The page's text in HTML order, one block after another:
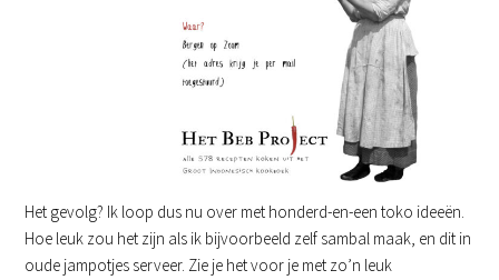
Het gevolg? Ik loop dus nu over met honderd-en-een toko ideeën.
Hoe leuk zou het zijn als ik bijvoorbeeld zelf sambal maak, en dit in
oude jampotjes serveer. Zie je het voor je met zo’n leuk